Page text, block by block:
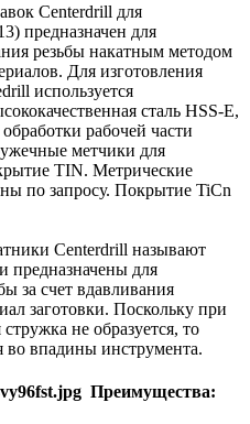
Centerdrill для
предназначен для
резьбы накатным методом
Для изготовления
используется
сталь HSS-E,
рабочей части
метчики для
TIN. Метрические
по запросу. Покрытие TiCn
Centerdrill называют
предназначены для
за счет вдавливания
заготовки. Поскольку при
не образуется, то
во впадины инструмента.
Преимущества: